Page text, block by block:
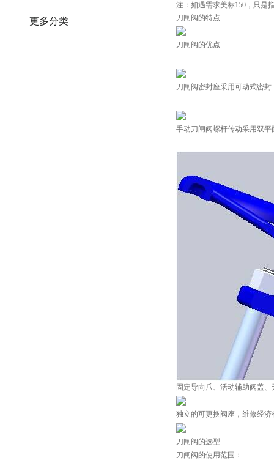
+ 更多分类
注：如遇需求美标150，只是
刀闸阀的特点
刀闸阀的优点
刀闸阀密封座采用可动式密
手动刀闸阀螺杆传动采用双
固定导向爪、活动辅助阀盖
独立的可更换阀座，维修经济
刀闸阀的选型
刀闸阀的使用范围：